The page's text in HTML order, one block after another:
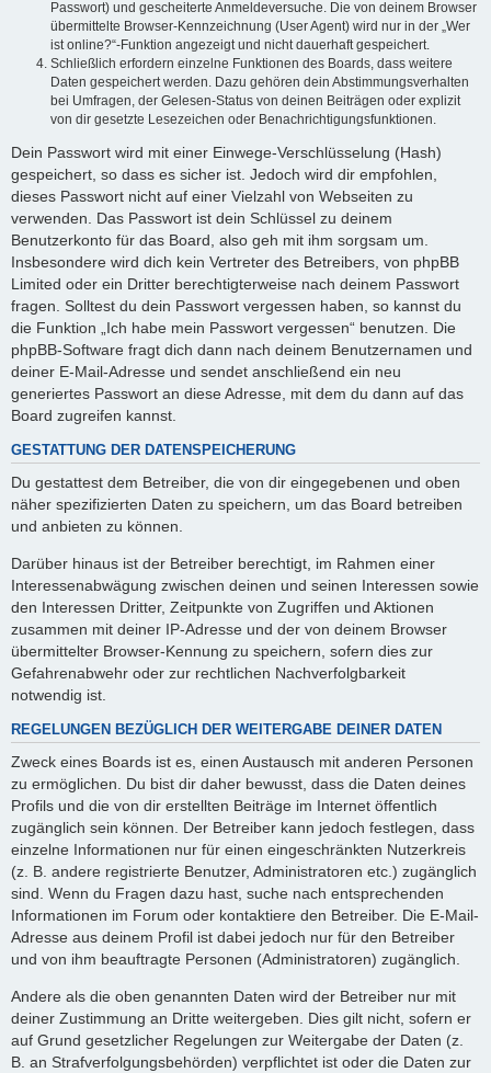
Passwort) und gescheiterte Anmeldeversuche. Die von deinem Browser
übermittelte Browser-Kennzeichnung (User Agent) wird nur in der „Wer
ist online?“-Funktion angezeigt und nicht dauerhaft gespeichert.
Schließlich erfordern einzelne Funktionen des Boards, dass weitere
Daten gespeichert werden. Dazu gehören dein Abstimmungsverhalten
bei Umfragen, der Gelesen-Status von deinen Beiträgen oder explizit
von dir gesetzte Lesezeichen oder Benachrichtigungsfunktionen.
Dein Passwort wird mit einer Einwege-Verschlüsselung (Hash)
gespeichert, so dass es sicher ist. Jedoch wird dir empfohlen,
dieses Passwort nicht auf einer Vielzahl von Webseiten zu
verwenden. Das Passwort ist dein Schlüssel zu deinem
Benutzerkonto für das Board, also geh mit ihm sorgsam um.
Insbesondere wird dich kein Vertreter des Betreibers, von phpBB
Limited oder ein Dritter berechtigterweise nach deinem Passwort
fragen. Solltest du dein Passwort vergessen haben, so kannst du
die Funktion „Ich habe mein Passwort vergessen“ benutzen. Die
phpBB-Software fragt dich dann nach deinem Benutzernamen und
deiner E-Mail-Adresse und sendet anschließend ein neu
generiertes Passwort an diese Adresse, mit dem du dann auf das
Board zugreifen kannst.
GESTATTUNG DER DATENSPEICHERUNG
Du gestattest dem Betreiber, die von dir eingegebenen und oben
näher spezifizierten Daten zu speichern, um das Board betreiben
und anbieten zu können.
Darüber hinaus ist der Betreiber berechtigt, im Rahmen einer
Interessenabwägung zwischen deinen und seinen Interessen sowie
den Interessen Dritter, Zeitpunkte von Zugriffen und Aktionen
zusammen mit deiner IP-Adresse und der von deinem Browser
übermittelter Browser-Kennung zu speichern, sofern dies zur
Gefahrenabwehr oder zur rechtlichen Nachverfolgbarkeit
notwendig ist.
REGELUNGEN BEZÜGLICH DER WEITERGABE DEINER DATEN
Zweck eines Boards ist es, einen Austausch mit anderen Personen
zu ermöglichen. Du bist dir daher bewusst, dass die Daten deines
Profils und die von dir erstellten Beiträge im Internet öffentlich
zugänglich sein können. Der Betreiber kann jedoch festlegen, dass
einzelne Informationen nur für einen eingeschränkten Nutzerkreis
(z. B. andere registrierte Benutzer, Administratoren etc.) zugänglich
sind. Wenn du Fragen dazu hast, suche nach entsprechenden
Informationen im Forum oder kontaktiere den Betreiber. Die E-Mail-
Adresse aus deinem Profil ist dabei jedoch nur für den Betreiber
und von ihm beauftragte Personen (Administratoren) zugänglich.
Andere als die oben genannten Daten wird der Betreiber nur mit
deiner Zustimmung an Dritte weitergeben. Dies gilt nicht, sofern er
auf Grund gesetzlicher Regelungen zur Weitergabe der Daten (z.
B. an Strafverfolgungsbehörden) verpflichtet ist oder die Daten zur